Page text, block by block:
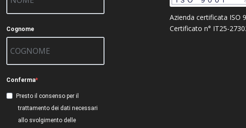
Cognome
Conferma
Presto il consenso per il
trattamento dei dati necessari
allo svolgimento delle
Azienda certificata ISO
Certificato n° IT25-